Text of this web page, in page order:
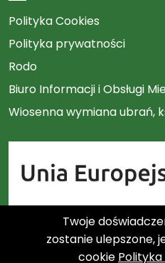
Polityka Cookies
Polityka prywatności
Rodo
Biuro Informacji i Obsługi
Wiosenna wymiana ubrań,
Link
Twoje
zostanie ulepszone,
cookie